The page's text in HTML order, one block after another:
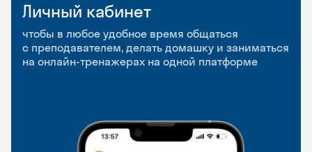
Личный кабинет
чтобы в любое удобное время общаться
с преподавателем, делать домашку и заниматься
на онлайн-тренажерах на одной платформе
Мобильное
приложение
чтобы заниматься и изучать новые слова где
и когда удобно
Разговорные клубы
и Talks
Групповые занятия для разговорной практики
и индивидуальные встречи с преподавателями